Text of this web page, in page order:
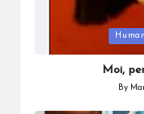
in
Moi,
Posted
By